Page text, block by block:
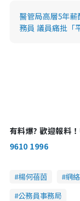
醫管局高層5年
務員 議員痛批「
有料爆? 歡迎報料
9610 1996
楊何蓓茵 網
公務員事務局